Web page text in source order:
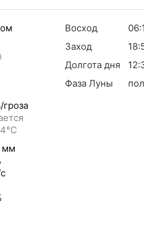
мм
Восход
Заход
Долгота дня
Фаза Луны